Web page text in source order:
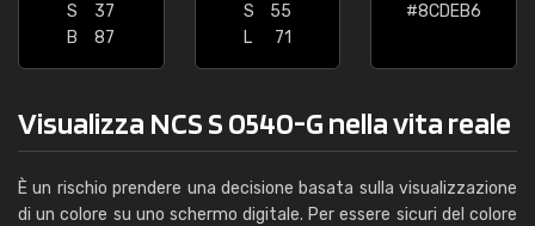
S
37
B
87
S
55
L
71
#8CDEB6
Visualizza NCS S 0540-G nella vita reale
È un rischio prendere una decisione basata sulla visualizzazione
di un colore su uno schermo digitale. Per essere sicuri del colore